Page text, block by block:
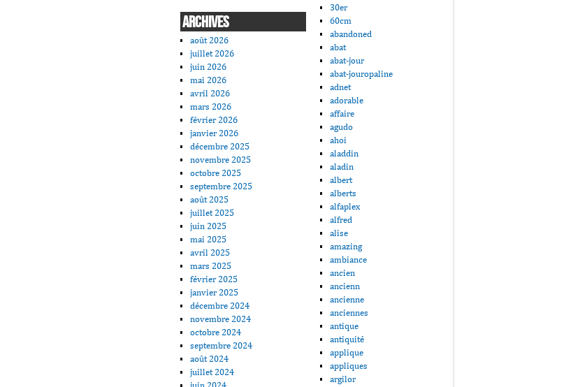
ARCHIVES
août 2026
juillet 2026
juin 2026
mai 2026
avril 2026
mars 2026
février 2026
janvier 2026
décembre 2025
novembre 2025
octobre 2025
septembre 2025
août 2025
juillet 2025
juin 2025
mai 2025
avril 2025
mars 2025
février 2025
janvier 2025
décembre 2024
novembre 2024
octobre 2024
septembre 2024
août 2024
juillet 2024
30er
60cm
abandoned
abat
abat-jour
abat-jouropaline
adnet
adorable
affaire
agudo
ahoi
aladdin
aladin
albert
alberts
alfaplex
alfred
alise
amazing
ambiance
ancien
ancienn
ancienne
anciennes
antique
antiquité
applique
appliques
argilor